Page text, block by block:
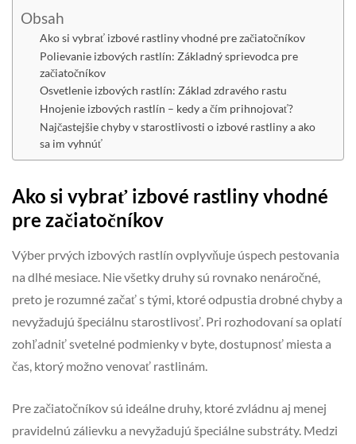
Obsah
Ako si vybrať izbové rastliny vhodné pre začiatočníkov
Polievanie izbových rastlín: Základný sprievodca pre
začiatočníkov
Osvetlenie izbových rastlín: Základ zdravého rastu
Hnojenie izbových rastlín – kedy a čím prihnojovať?
Najčastejšie chyby v starostlivosti o izbové rastliny a ako
sa im vyhnúť
Ako si vybrať izbové rastliny vhodné
pre začiatočníkov
Výber prvých izbových rastlín ovplyvňuje úspech pestovania
na dlhé mesiace. Nie všetky druhy sú rovnako nenáročné,
preto je rozumné začať s tými, ktoré odpustia drobné chyby a
nevyžadujú špeciálnu starostlivosť. Pri rozhodovaní sa oplatí
zohľadniť svetelné podmienky v byte, dostupnosť miesta a
čas, ktorý možno venovať rastlinám.
Pre začiatočníkov sú ideálne druhy, ktoré zvládnu aj menej
pravidelnú zálievku a nevyžadujú špeciálne substráty. Medzi